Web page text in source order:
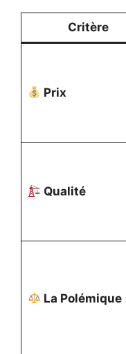
Critère
Prix
Qualité
La Polémique